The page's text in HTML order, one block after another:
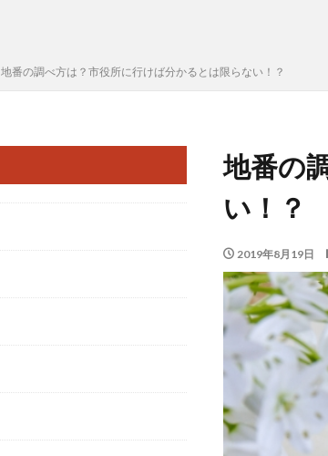
地番の調べ方は？市役所に行けば分かるとは限らない！？
地番の
い！？
2019年8月19日